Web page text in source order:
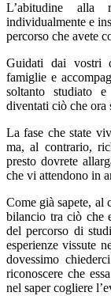
L’abitudine alla
individualmente e
percorso che avete
Guidati dai vostri
famiglie e
soltanto studiato
diventati ciò che ora
La fase che state
ma, al contrario,
presto dovrete
che vi attendono in
Come già sapete, al
bilancio tra ciò che
del percorso di
esperienze vissute
dovessimo
riconoscere che
nel saper cogliere